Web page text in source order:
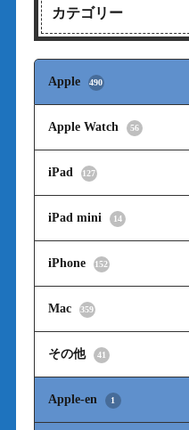
カテゴリー
Apple 490
Apple Watch 56
iPad 127
iPad mini 14
iPhone 152
Mac 359
その他 41
Apple-en 1